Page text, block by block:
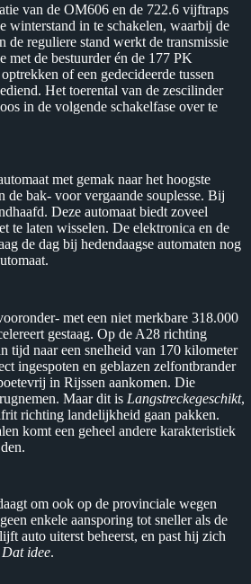
van de OM606 en de 722.6 vijftraps
winterstand in te schakelen, waarbij de
reguliere stand werkt de transmissie
met de bestuurder én de 177 PK
of een gedecideerde tussen
Het toerental van de zescilinder
in de volgende schakelfase over te
met gemak naar het hoogste
de bak- voor vergaande souplesse. Bij
Deze automaat biedt zoveel
te laten wisselen. De elektronica en de
de dag bij hedendaagse automaten nog
met een niet merkbare 318.000
gestaag. Op de A28 richting
tijd naar een snelheid van 170 kilometer
ingespoten en geblazen zelfontbrander
in Rijssen aankomen. Die
Maar dit is Langstreckegeschikt,
richting landelijkheid gaan pakken.
komt een geheel andere karakteristiek
om ook op de provinciale wegen
enkele aansporing tot sneller als de
auto uiterst beheerst, en past hij zich
idee.